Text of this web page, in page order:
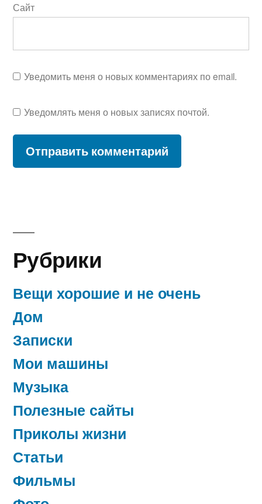
Сайт
Уведомить меня о новых комментариях по email.
Уведомлять меня о новых записях почтой.
Рубрики
Вещи хорошие и не очень
Дом
Записки
Мои машины
Музыка
Полезные сайты
Приколы жизни
Статьи
Фильмы